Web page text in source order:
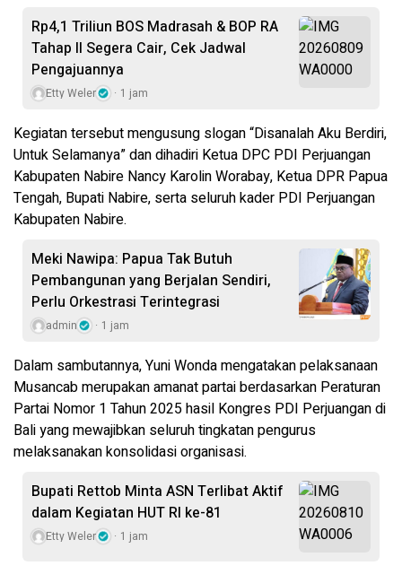
Rp4,1 Triliun BOS Madrasah & BOP RA
Tahap II Segera Cair, Cek Jadwal
Pengajuannya
Etty Weler 1 jam
Kegiatan tersebut mengusung slogan “Disanalah Aku Berdiri,
Untuk Selamanya” dan dihadiri Ketua DPC PDI Perjuangan
Kabupaten Nabire Nancy Karolin Worabay, Ketua DPR Papua
Tengah, Bupati Nabire, serta seluruh kader PDI Perjuangan
Kabupaten Nabire.
Meki Nawipa: Papua Tak Butuh
Pembangunan yang Berjalan Sendiri,
Perlu Orkestrasi Terintegrasi
admin 1 jam
Dalam sambutannya, Yuni Wonda mengatakan pelaksanaan
Musancab merupakan amanat partai berdasarkan Peraturan
Partai Nomor 1 Tahun 2025 hasil Kongres PDI Perjuangan di
Bali yang mewajibkan seluruh tingkatan pengurus
melaksanakan konsolidasi organisasi.
Bupati Rettob Minta ASN Terlibat Aktif
dalam Kegiatan HUT RI ke-81
Etty Weler 1 jam